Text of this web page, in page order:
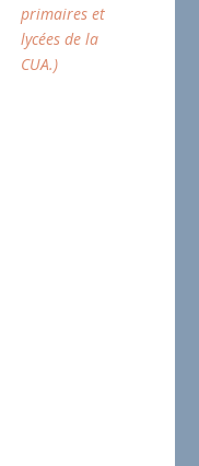
primaires et
lycées de la
CUA.)